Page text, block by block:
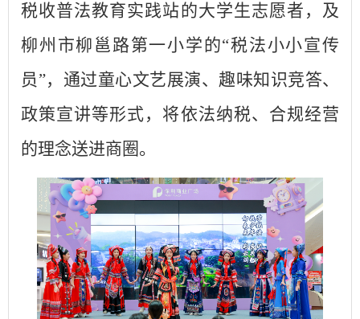
税收普法教育实践站的大学生志愿者， 及
柳州 市柳邕 路第一小学的“税法小小宣传
员 ”，通过童心文艺展演、趣味知识竞答、
政策宣讲等形式，将依法纳税、合规经营
的理念送进商圈。